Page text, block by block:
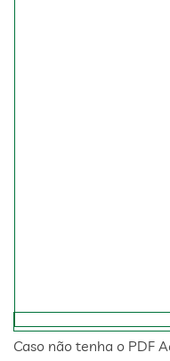
Caso não tenha o PDF